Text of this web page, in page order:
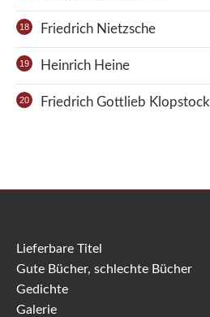
Friedrich Nietzsche
Heinrich Heine
Friedrich Gottlieb Klopstock
Lieferbare Titel
Gute Bücher, schlechte Bücher
Gedichte
Galerie